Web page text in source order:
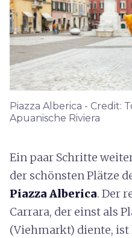
Piazza Alberica - Credit:
Apuanische Riviera
Ein paar Schritte
der schönsten Plätze
Piazza Alberica. Der
Carrara, der einst als
(Viehmarkt) diente, ist